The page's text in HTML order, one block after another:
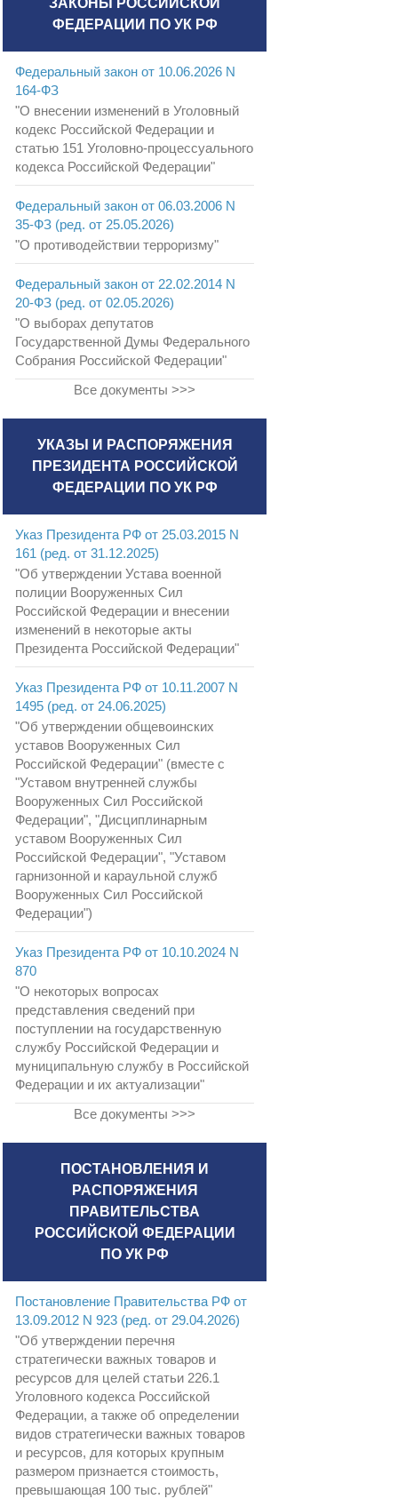
ФЕДЕРАЦИИ ПО УК РФ
Федеральный закон от 10.06.2026 N
164-ФЗ
"О внесении изменений в Уголовный
кодекс Российской Федерации и
статью 151 Уголовно-процессуального
кодекса Российской Федерации"
Федеральный закон от 06.03.2006 N
35-ФЗ (ред. от 25.05.2026)
"О противодействии терроризму"
Федеральный закон от 22.02.2014 N
20-ФЗ (ред. от 02.05.2026)
"О выборах депутатов
Государственной Думы Федерального
Собрания Российской Федерации"
Все документы >>>
УКАЗЫ И РАСПОРЯЖЕНИЯ
ПРЕЗИДЕНТА РОССИЙСКОЙ
ФЕДЕРАЦИИ ПО УК РФ
Указ Президента РФ от 25.03.2015 N
161 (ред. от 31.12.2025)
"Об утверждении Устава военной
полиции Вооруженных Сил
Российской Федерации и внесении
изменений в некоторые акты
Президента Российской Федерации"
Указ Президента РФ от 10.11.2007 N
1495 (ред. от 24.06.2025)
"Об утверждении общевоинских
уставов Вооруженных Сил
Российской Федерации" (вместе с
"Уставом внутренней службы
Вооруженных Сил Российской
Федерации", "Дисциплинарным
уставом Вооруженных Сил
Российской Федерации", "Уставом
гарнизонной и караульной служб
Вооруженных Сил Российской
Федерации")
Указ Президента РФ от 10.10.2024 N
870
"О некоторых вопросах
представления сведений при
поступлении на государственную
службу Российской Федерации и
муниципальную службу в Российской
Федерации и их актуализации"
Все документы >>>
ПОСТАНОВЛЕНИЯ И
РАСПОРЯЖЕНИЯ
ПРАВИТЕЛЬСТВА
РОССИЙСКОЙ ФЕДЕРАЦИИ
ПО УК РФ
Постановление Правительства РФ от
13.09.2012 N 923 (ред. от 29.04.2026)
"Об утверждении перечня
стратегически важных товаров и
ресурсов для целей статьи 226.1
Уголовного кодекса Российской
Федерации, а также об определении
видов стратегически важных товаров
и ресурсов, для которых крупным
размером признается стоимость,
превышающая 100 тыс. рублей"